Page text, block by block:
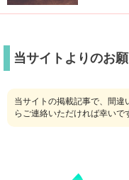
当サイトよりのお
当サイトの掲載記事で、間違
らご連絡いただければ幸いで